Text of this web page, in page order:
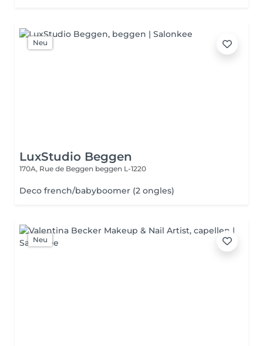
Neu
LuxStudio Beggen
170A, Rue de Beggen beggen L-1220
Deco french/babyboomer (2 ongles)
Neu